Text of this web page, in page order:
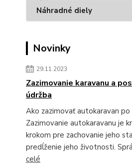
Náhradné diely
Novinky
29.11.2023
Zazimovanie karavanu a
údržba
Ako zazimovať autokaravan po
Zazimovanie autokaravanu je
krokom pre zachovanie jeho
predĺženie jeho životnosti.
celé